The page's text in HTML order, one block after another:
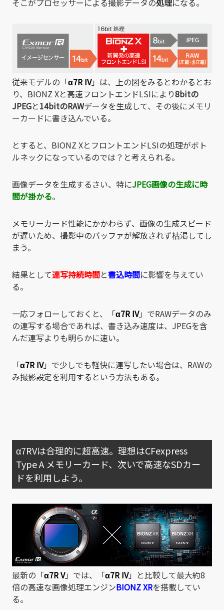
従来モデルの「α7R IV」は、上の図をみるとわかるとお
り、BIONZ Xと高速フロントエンドLSIにより8bitの
JPEGと14bitのRAWデータを生成して、その後にメモリ
ーカードに書き込んでいる。
とすると、BIONZ XとフロントエンドLSIの処理がボト
ルネックになっているのでは？と考えられる。
画像データを生成するさい、特にJPEG画像の生成に時
間が掛かる。
メモリーカード性能にかかわらず、画像の生成スピード
が遅いため、撮影中のバッファが解放されず枯渇してし
まう。
結果として連写持続時間と書込時間に影響を与えてい
る。
一応フォローしておくと、「α7R IV」でRAWデータのみ
の連写する場合であれば、書き込み速度は、JPEGを含
んだ連写よりも明らかに速い。
「α7R IV」で少しでも軽快に連写したい場合は、RAWの
み撮影設定を利用するという方法もある。
α7RVは合理的に超高速。理想はCFexpress
Type A メモリーカード、次いで高速なSDカー
ドを利用しよう。
最新の「α7R V」では、「α7R IV」と比較して最大約8
倍の高速な画像処理エンジンBIONZ XRを搭載してい
る。